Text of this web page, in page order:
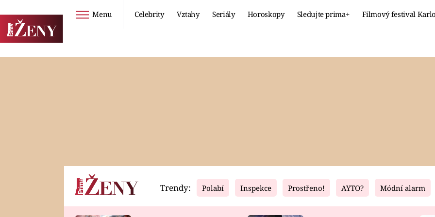
Menu Celebrity Vztahy Seriály Horoskopy Sledujte prima+ Filmový festival
Horoskopy Video Fresh Living
Trendy: Polabí Inspekce Prostřeno! AYTO? Módní alarm